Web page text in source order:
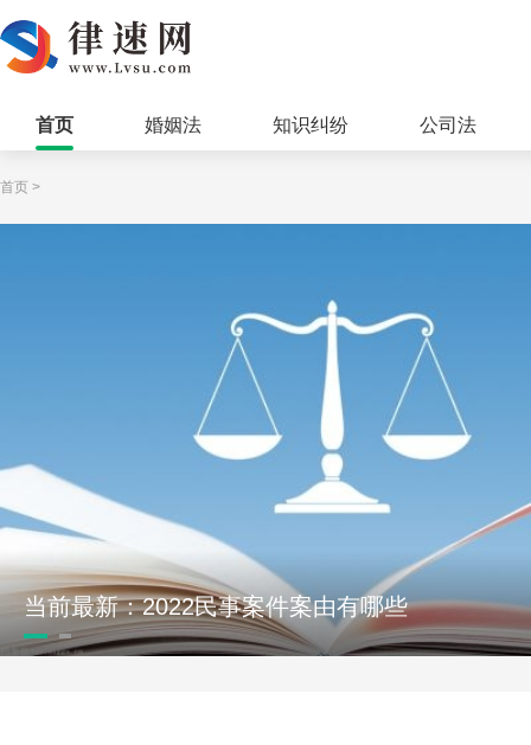
首页 婚姻法 知识纠纷 公司法
首页 >
当前最新：2022民事案件案由有哪些